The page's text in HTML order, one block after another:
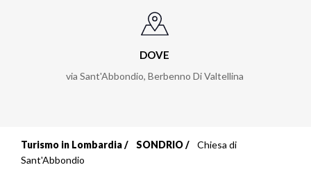
DOVE
via Sant'Abbondio, Berbenno Di Valtellina
Briciole
Turismo in Lombardia SONDRIO
Chiesa di
Sant'Abbondio